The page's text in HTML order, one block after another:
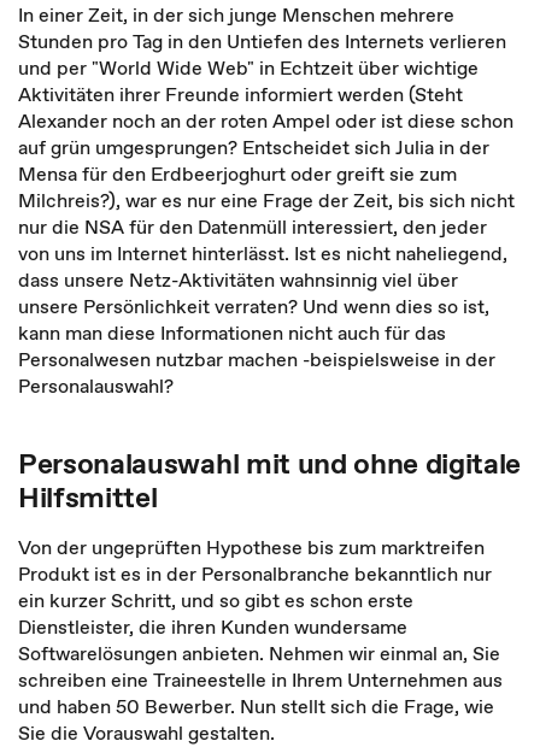
In einer Zeit, in der sich junge Menschen mehrere
Stunden pro Tag in den Untiefen des Internets verlieren
und per "World Wide Web" in Echtzeit über wichtige
Aktivitäten ihrer Freunde informiert werden (Steht
Alexander noch an der roten Ampel oder ist diese schon
auf grün umgesprungen? Entscheidet sich Julia in der
Mensa für den Erdbeerjoghurt oder greift sie zum
Milchreis?), war es nur eine Frage der Zeit, bis sich nicht
nur die NSA für den Datenmüll interessiert, den jeder
von uns im Internet hinterlässt. Ist es nicht naheliegend,
dass unsere Netz-Aktivitäten wahnsinnig viel über
unsere Persönlichkeit verraten? Und wenn dies so ist,
kann man diese Informationen nicht auch für das
Personalwesen nutzbar machen -beispielsweise in der
Personalauswahl?
Personalauswahl mit und ohne digitale
Hilfsmittel
Von der ungeprüften Hypothese bis zum marktreifen
Produkt ist es in der Personalbranche bekanntlich nur
ein kurzer Schritt, und so gibt es schon erste
Dienstleister, die ihren Kunden wundersame
Softwarelösungen anbieten. Nehmen wir einmal an, Sie
schreiben eine Traineestelle in Ihrem Unternehmen aus
und haben 50 Bewerber. Nun stellt sich die Frage, wie
Sie die Vorauswahl gestalten.